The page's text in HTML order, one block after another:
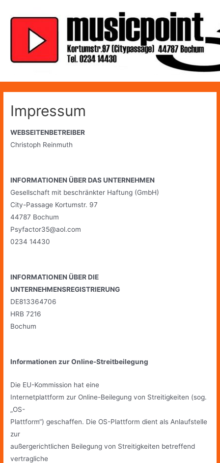
Inhalt
Impressum
WEBSEITENBETREIBER
Christoph Reinmuth
INFORMATIONEN ÜBER DAS UNTERNEHMEN
Gesellschaft mit beschränkter Haftung (GmbH)
City-Passage Kortumstr. 97
44787 Bochum
Psyfactor35@aol.com
0234 14430
INFORMATIONEN ÜBER DIE
UNTERNEHMENSREGISTRIERUNG
DE813364706
HRB 7216
Bochum
Informationen zur Online-Streitbeilegung
Die EU-Kommission hat eine
Internetplattform zur Online-Beilegung von Streitigkeiten (sog.
„OS-
Plattform“) geschaffen. Die OS-Plattform dient als Anlaufstelle
zur
außergerichtlichen Beilegung von Streitigkeiten betreffend
vertragliche